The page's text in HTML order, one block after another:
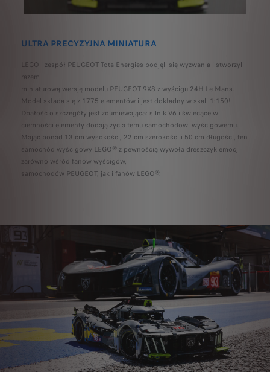
ULTRA PRECYZYJNA MINIATURA
LEGO i zespół PEUGEOT TotalEnergies podjęli się wyzwania i stworzyli
razem
miniaturową wersję modelu PEUGEOT 9X8 z wyścigu 24H Le Mans.
Model składa się z 1775 elementów i jest dokładny w skali 1:150!
Dbałość o szczegóły jest zdumiewająca: silnik V6 i świecące w
ciemności elementy dodają życia temu samochódowi wyścigowemu.
Mając ponad 13 cm wysokości, 22 cm szerokości i 50 cm długości, ten
samochód wyścigowy LEGO® z pewnością wywoła dreszczyk emocji
zarówno wśród fanów wyścigów,
samochodów PEUGEOT, jak i fanów LEGO®.